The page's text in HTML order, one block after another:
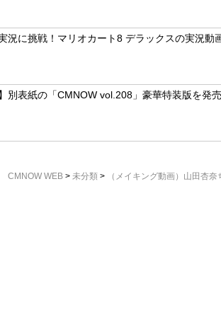
況に挑戦！マリオカート8 デラックスの実況動
別表紙の「CMNOW vol.208」豪華特装版を発
CMNOW WEB> 未分類> （メイキング動画）山田杏